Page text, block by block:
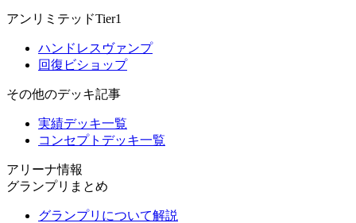
アンリミテッドTier1
ハンドレスヴァンプ
回復ビショップ
その他のデッキ記事
実績デッキ一覧
コンセプトデッキ一覧
アリーナ情報
グランプリまとめ
グランプリについて解説